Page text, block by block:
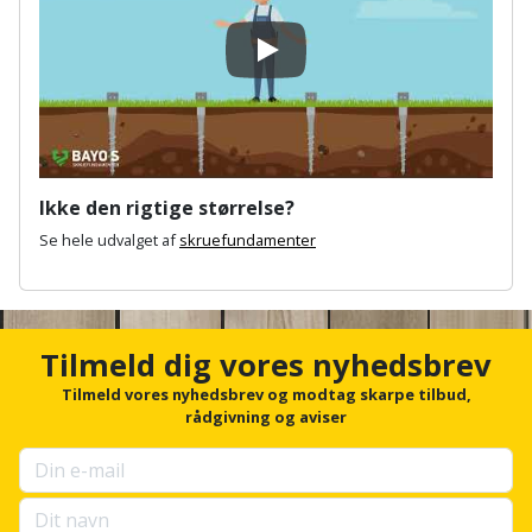
og
teleskopstøtte
Stemmejern
Stillads
Tagpapbrænder
Tapetværktøj
Multicuttertilbehør
Nedbrydningshammer
Overfræsertilbehør
Rillefræser
Redskabsskur
Rengøring
Sikkerhed
i
Skadedyrsbekæmpelse
Skraldespandsskjuler
Skydelåge
Play
Ikke den rigtige størrelse?
Se hele udvalget afskruefundamenter
c
r
u
p
Tilmeld dig vores nyhedsbrev
Tilmeld vores nyhedsbrev og modtag skarpe tilbud,
rådgivning og aviser